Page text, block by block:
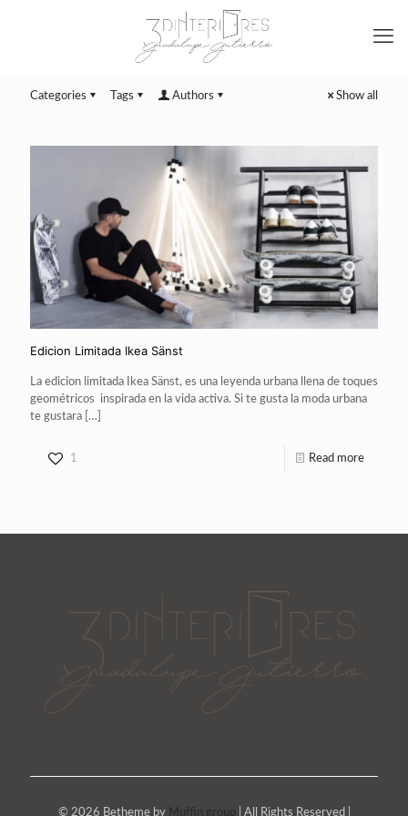
Categories Tags Authors Show all
Edicion Limitada Ikea Sänst
La edicion limitada Ikea Sänst, es una leyenda urbana llena de toques
geométricos inspirada en la vida activa. Si te gusta la moda urbana
te gustara […]
1 Read more
© 2026 Betheme by Muffin group | All Rights Reserved |